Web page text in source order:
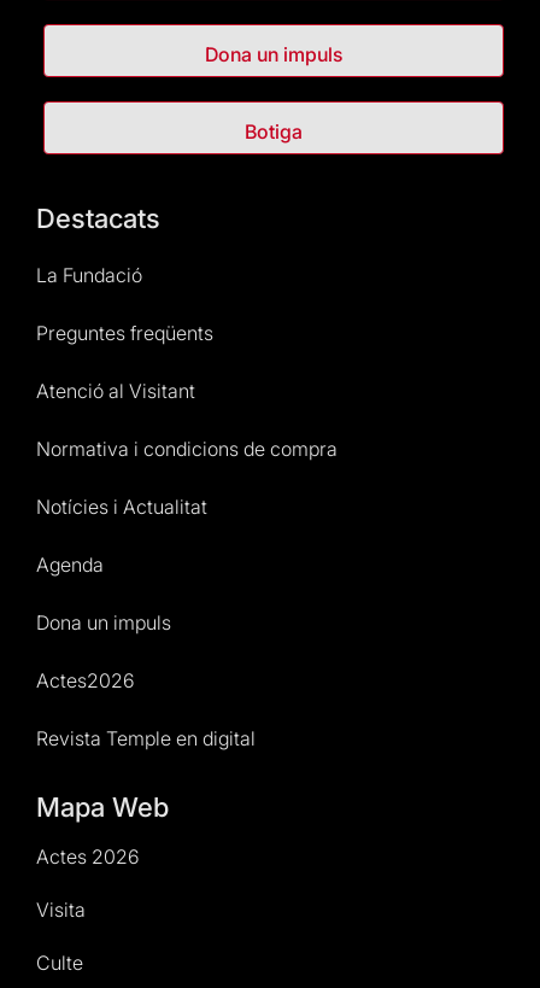
Dona un impuls
Botiga
Destacats
La Fundació
Preguntes freqüents
Atenció al Visitant
Normativa i condicions de compra
Notícies i Actualitat
Agenda
Dona un impuls
Actes2026
Revista Temple en digital
Mapa Web
Actes 2026
Visita
Culte